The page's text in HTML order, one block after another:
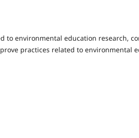
to environmental education research,
practices related to environmental